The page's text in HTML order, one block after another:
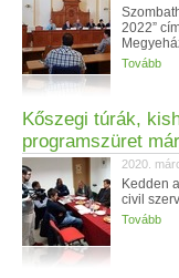
2022”
Tovább
Kőszegi túrák,
programszüret
2020.
Kedden
civil
Tovább